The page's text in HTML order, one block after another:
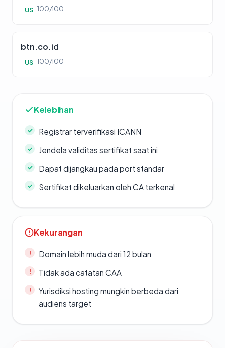
US 100/100
btn.co.id
US 100/100
Kelebihan
Registrar terverifikasi ICANN
Jendela validitas sertifikat saat ini
Dapat dijangkau pada port standar
Sertifikat dikeluarkan oleh CA terkenal
Kekurangan
Domain lebih muda dari 12 bulan
Tidak ada catatan CAA
Yurisdiksi hosting mungkin berbeda dari
audiens target